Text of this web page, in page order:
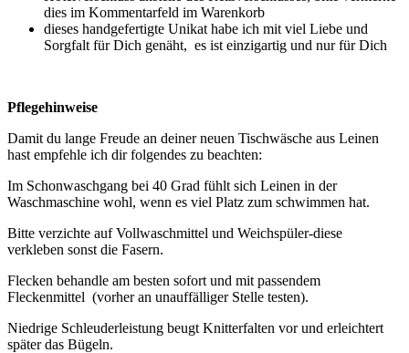
dies im Kommentarfeld im Warenkorb
dieses handgefertigte Unikat habe ich mit viel Liebe und
Sorgfalt für Dich genäht, es ist einzigartig und nur für Dich
Pflegehinweise
Damit du lange Freude an deiner neuen Tischwäsche aus Leinen
hast empfehle ich dir folgendes zu beachten:
Im Schonwaschgang bei 40 Grad fühlt sich Leinen in der
Waschmaschine wohl, wenn es viel Platz zum schwimmen hat.
Bitte verzichte auf Vollwaschmittel und Weichspüler-diese
verkleben sonst die Fasern.
Flecken behandle am besten sofort und mit passendem
Fleckenmittel (vorher an unauffälliger Stelle testen).
Niedrige Schleuderleistung beugt Knitterfalten vor und erleichtert
später das Bügeln.